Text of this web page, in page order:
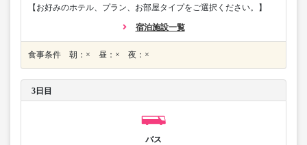
【お好みのホテル、プラン、お部屋タイプをご選択ください。】
宿泊施設一覧
食事条件 朝：× 昼：× 夜：×
3日目
バス